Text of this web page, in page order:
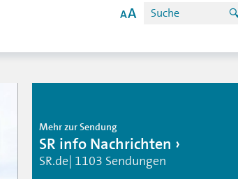
Mehr zur Sendung
SR info Nachrichten
SR.de| 1103 Sendungen